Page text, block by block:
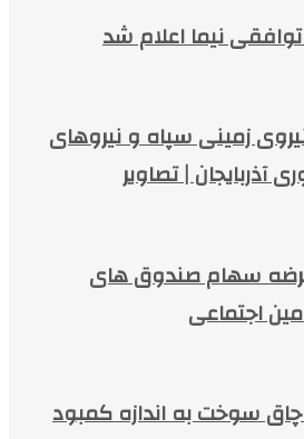
نیما اعلام شد
زمینی سپاه و نیروهای
آذربایجان | تصاویر
عرضه سهام صندوق های
اجتماعی
سوخت به اندازه کمبود